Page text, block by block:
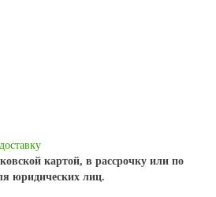
картой, в рассрочку или по
юридических лиц.